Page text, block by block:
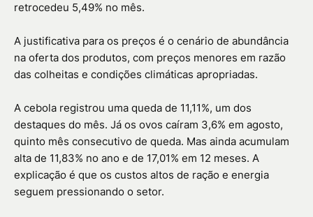
retrocedeu 5,49% no mês.
A justificativa para os preços é o cenário de abundância
na oferta dos produtos, com preços menores em razão
das colheitas e condições climáticas apropriadas.
A cebola registrou uma queda de 11,11%, um dos
destaques do mês. Já os ovos caíram 3,6% em agosto,
quinto mês consecutivo de queda. Mas ainda acumulam
alta de 11,83% no ano e de 17,01% em 12 meses. A
explicação é que os custos altos de ração e energia
seguem pressionando o setor.